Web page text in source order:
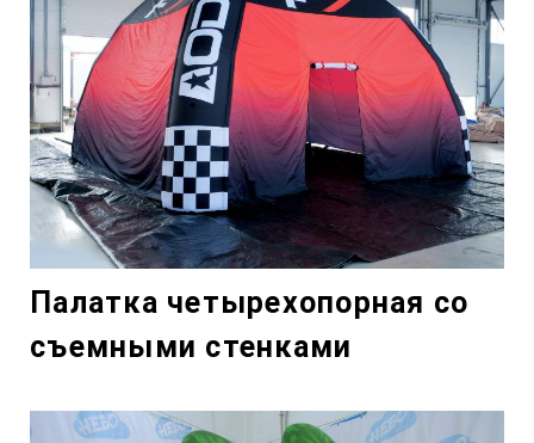
Палатка четырехопорная со
съемными стенками